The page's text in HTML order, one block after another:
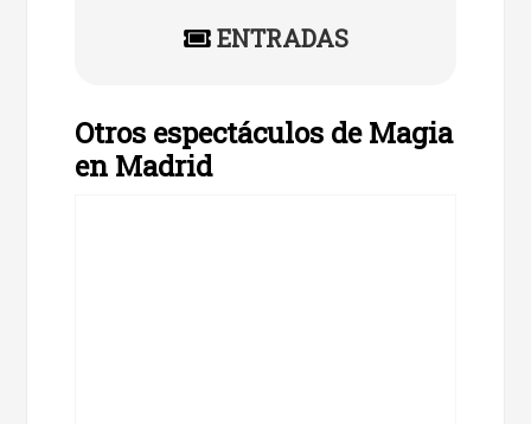
ENTRADAS
Otros espectáculos de Magia
en Madrid